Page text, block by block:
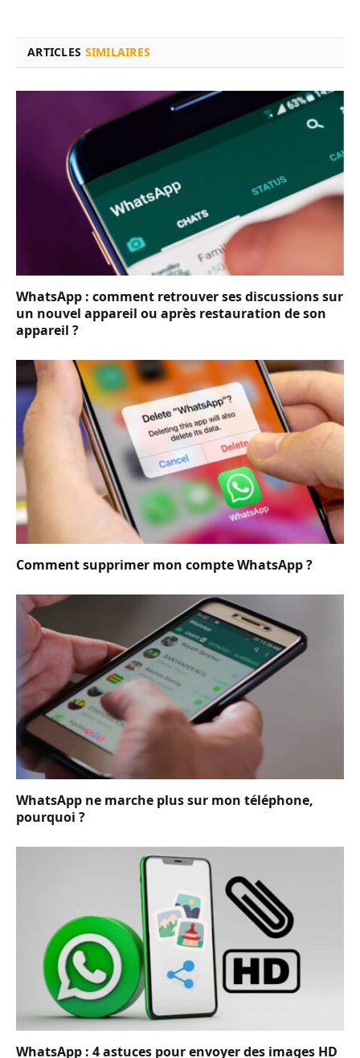
ARTICLES SIMILAIRES
WhatsApp : comment retrouver ses discussions sur
un nouvel appareil ou après restauration de son
appareil ?
Comment supprimer mon compte WhatsApp ?
WhatsApp ne marche plus sur mon téléphone,
pourquoi ?
WhatsApp : 4 astuces pour envoyer des images HD